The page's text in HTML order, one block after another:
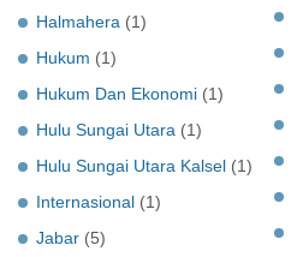
Halmahera (1)
Hukum (1)
Hukum Dan Ekonomi (1)
Hulu Sungai Utara (1)
Hulu Sungai Utara Kalsel (1)
Internasional (1)
Jabar (5)